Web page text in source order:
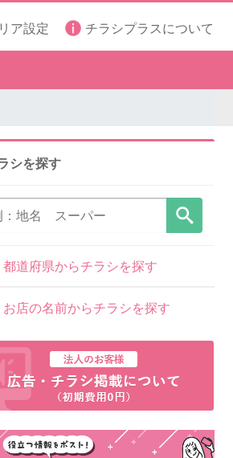
ア設定 チラシプラスについて
シを探す
都道府県からチラシを探す
お店の名前からチラシを探す